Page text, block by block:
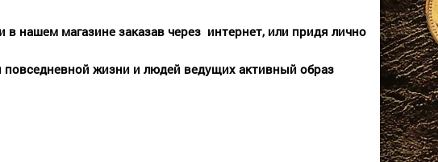
нашем магазине заказав через интернет, или придя лично
жизни и людей ведущих активный образ